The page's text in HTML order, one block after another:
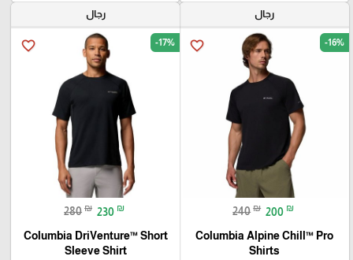
رجال
favorite_border -16%
240 ₪ 200 ₪
Columbia Alpine Chill™ Pro
Shirts
رجال
favorite_border -17%
280 ₪ 230 ₪
Columbia DriVenture™ Short
Sleeve Shirt